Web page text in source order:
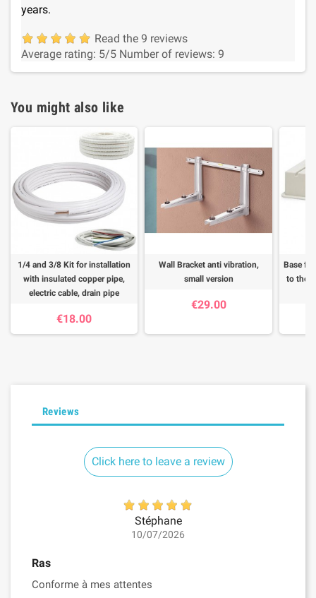
years.
Read the 9 reviews
Average rating: 5/5 Number of reviews: 9
You might also like
1/4 and 3/8 Kit for installation
with insulated copper pipe,
electric cable, drain pipe
€18.00
Wall Bracket anti vibration,
small version
€29.00
Base
to the
Reviews
Click here to leave a review
Stéphane
10/07/2026
Ras
Conforme à mes attentes